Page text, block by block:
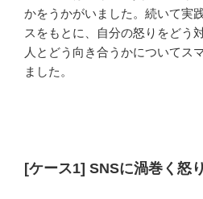
かをうかがいました。続いて実
スをもとに、自分の怒りをどう
人とどう向き合うかについてス
ました。
[ケース1] SNSに渦巻く怒